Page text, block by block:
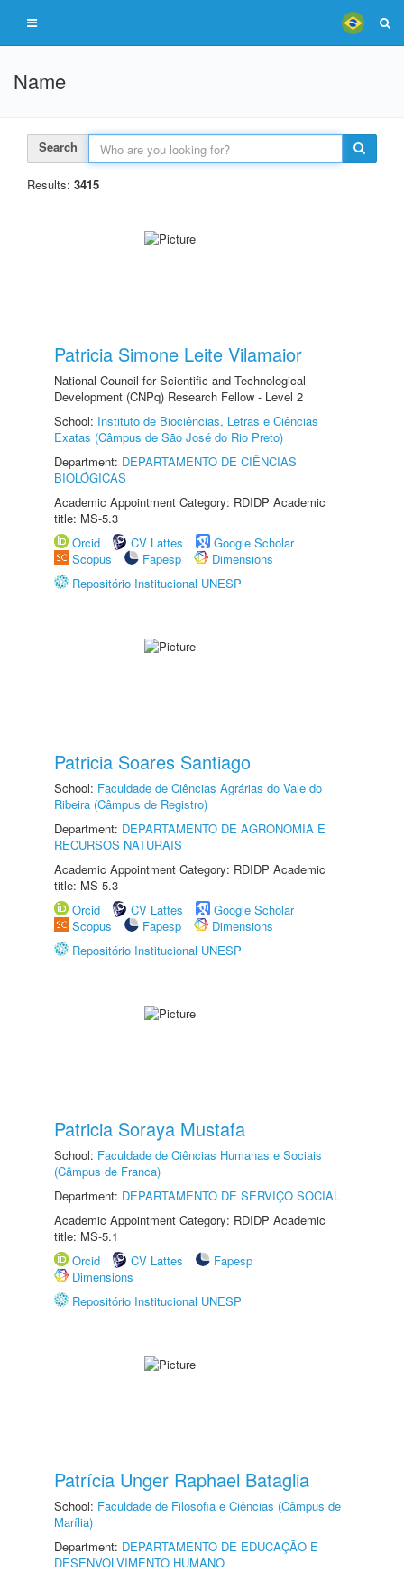
Name
Search
Results: 3415
Patricia Simone Leite Vilamaior
National Council for Scientific and Technological
Development (CNPq) Research Fellow - Level 2
School: Instituto de Biociências, Letras e Ciências
Exatas (Câmpus de São José do Rio Preto)
Department: DEPARTAMENTO DE CIÊNCIAS
BIOLÓGICAS
Academic Appointment Category: RDIDP Academic
title: MS-5.3
Orcid
CV Lattes
Google Scholar
Scopus
Fapesp
Dimensions
Repositório Institucional UNESP
Patricia Soares Santiago
School: Faculdade de Ciências Agrárias do Vale do
Ribeira (Câmpus de Registro)
Department: DEPARTAMENTO DE AGRONOMIA E
RECURSOS NATURAIS
Academic Appointment Category: RDIDP Academic
title: MS-5.3
Orcid
CV Lattes
Google Scholar
Scopus
Fapesp
Dimensions
Repositório Institucional UNESP
Patricia Soraya Mustafa
School: Faculdade de Ciências Humanas e Sociais
(Câmpus de Franca)
Department: DEPARTAMENTO DE SERVIÇO SOCIAL
Academic Appointment Category: RDIDP Academic
title: MS-5.1
Orcid
CV Lattes
Fapesp
Dimensions
Repositório Institucional UNESP
Patrícia Unger Raphael Bataglia
School: Faculdade de Filosofia e Ciências (Câmpus de
Marília)
Department: DEPARTAMENTO DE EDUCAÇÃO E
DESENVOLVIMENTO HUMANO